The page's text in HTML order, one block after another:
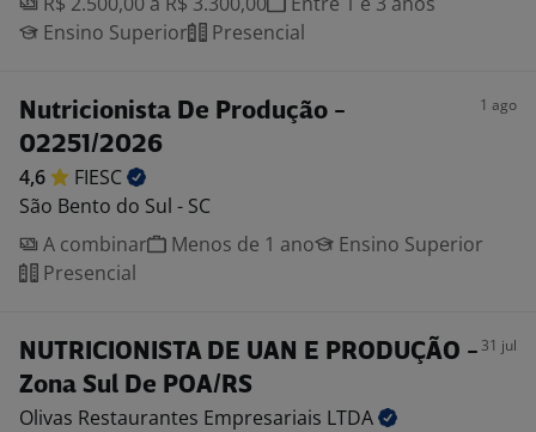
Ensino Superior
Presencial
Nutricionista De Produção -
02251/2026
1 ago
4,6
FIESC
São Bento do Sul - SC
A combinar
Menos de 1 ano
Ensino Superior
Presencial
NUTRICIONISTA DE UAN E PRODUÇÃO -
Zona Sul De POA/RS
31 jul
Olivas Restaurantes Empresariais LTDA